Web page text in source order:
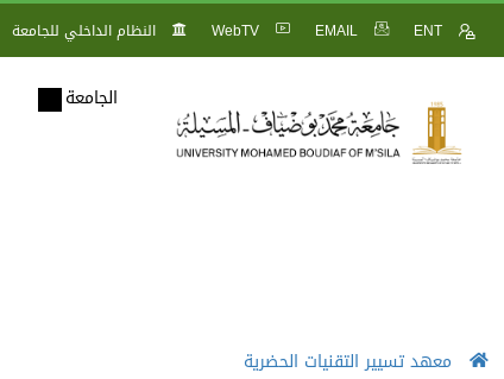
ENT
EMAIL
WebTV النظام الداخلي للجامعة
الجامعة
معهد تسيير التقنيات الحضرية